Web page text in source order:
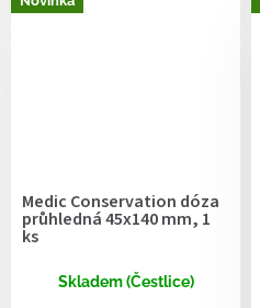
Medic Conservation dóza
průhledná 45x140 mm, 1
ks
Skladem (Čestlice)